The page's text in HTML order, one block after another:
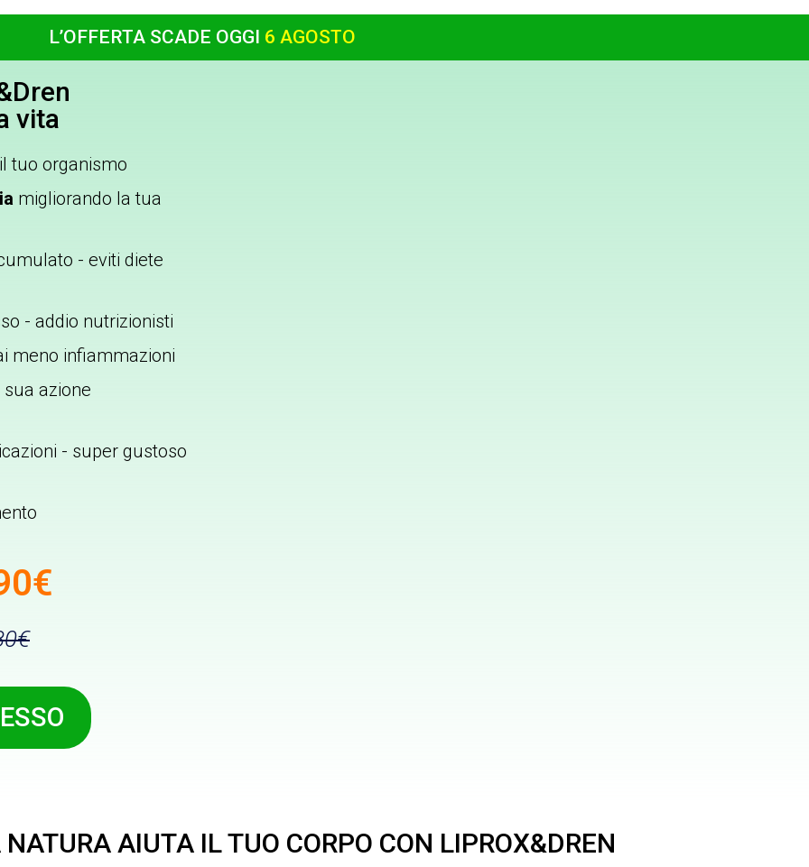
L’OFFERTA SCADE OGGI 6 AGOSTO
vita
tuo organismo
migliorando la tua
- eviti diete
- addio nutrizionisti
meno infiammazioni
azione
- super gustoso
AIUTA IL TUO CORPO CON LIPROX&DREN